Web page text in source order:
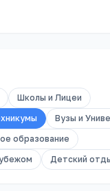
Школы и Лицеи
Вузы и
образование
Детский